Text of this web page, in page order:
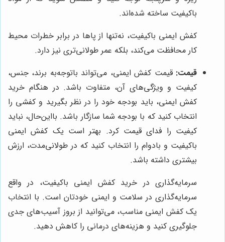
باکیفیت ساخته شده‌اند.
کفش ایمنی باکیفیت، نه‌تنها از پاها در برابر خطرات محیط
کار محافظت می‌کند، بلکه عمر طولانی‌تری نیز دارد.
قیمت: قیمت کفش ایمنی، می‌تواند باتوجه‌به برند، جنس،
کیفیت و ویژگی‌های آن، متفاوت باشد. در هنگام خرید
کفش ایمنی، باید بودجه خود را در نظر بگیرید و کفشی را
انتخاب کنید که با بودجه شما سازگار باشد. بااین‌حال، نباید
کیفیت را فدای قیمت کرد. بهتر است یک کفش ایمنی
باکیفیت و بادوام را انتخاب کنید که در طولانی‌مدت، ارزش
بیشتری داشته باشد.
سرمایه‌گذاری در خرید کفش ایمنی باکیفیت، در واقع
سرمایه‌گذاری در سلامت و ایمنی خودتان است. با انتخاب
یک کفش ایمنی مناسب، می‌توانید از بروز آسیب‌های جدی
جلوگیری کنید و هزینه‌های درمانی را کاهش دهید.